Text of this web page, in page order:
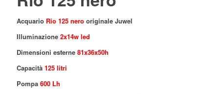
Acquario Rio 125 nerooriginale Juwel
Illuminazione 2x14w led
Dimensioni esterne 81x36x50h
Capacità 125 litri
Pompa 600 Lh